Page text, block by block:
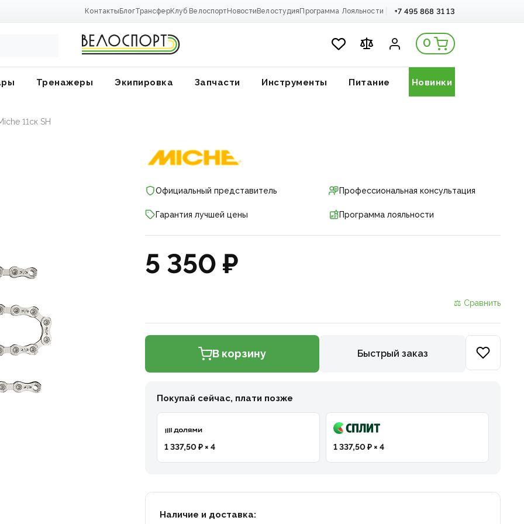
Контакты БлогТрансферКлуб Велоспорт Новости Велостудия Программа Лояльности +7 495 868 31 13
0
Тренажеры Экипировка Запчасти Инструменты Питание Новинки
11ск SH
Официальный представитель Профессиональная консультация
Гарантия лучшей цены Программа лояльности
5 350 ₽
⚖ Сравнить
В корзину Быстрый заказ
Покупай сейчас, плати позже
1 337,50 ₽ × 4 1 337,50 ₽ × 4
Наличие и доставка: